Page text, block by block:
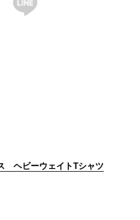
ヘビーウェイトTシャツ